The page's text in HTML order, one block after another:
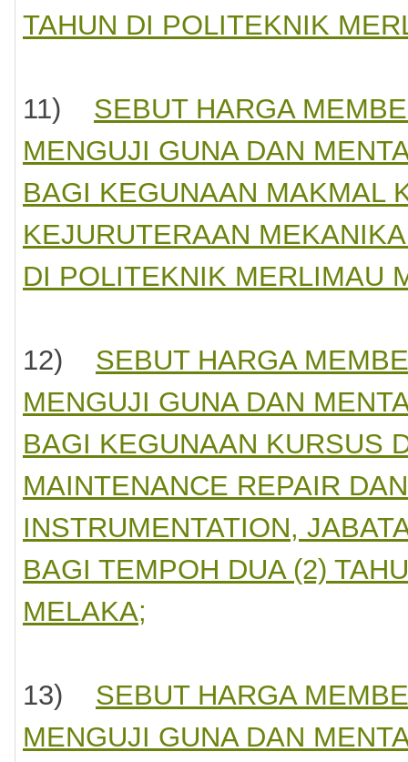
TAHUN DI POLITEKNIK
11) SEBUT HARGA
MENGUJI GUNA DAN
BAGI KEGUNAAN MAKMAL
KEJURUTERAAN
DI POLITEKNIK MERLIMAU
12) SEBUT HARGA
MENGUJI GUNA DAN
BAGI KEGUNAAN KURSUS
MAINTENANCE REPAIR
INSTRUMENTATION,
BAGI TEMPOH DUA (2)
MELAKA;
13) SEBUT HARGA
MENGUJI GUNA DAN